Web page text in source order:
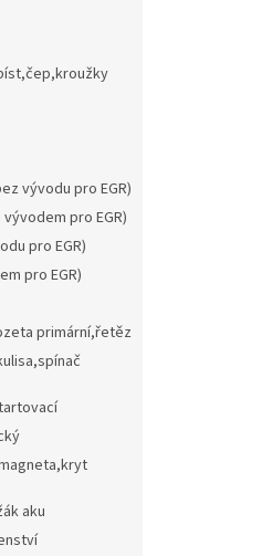
vývodu pro EGR)
pro EGR)
pro EGR)
pro EGR)
primární,řetěz
aku